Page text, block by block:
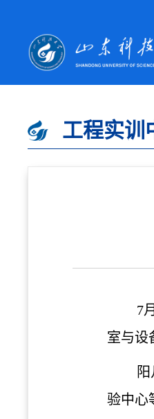
工程实训
7月
室与设
验中心